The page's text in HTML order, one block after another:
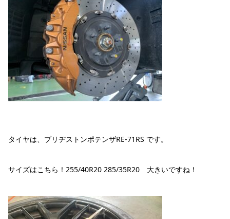
タイヤは、ブリヂストンポテンザRE-71RS です。
サイズはこちら！255/40R20 285/35R20 大きいですね！